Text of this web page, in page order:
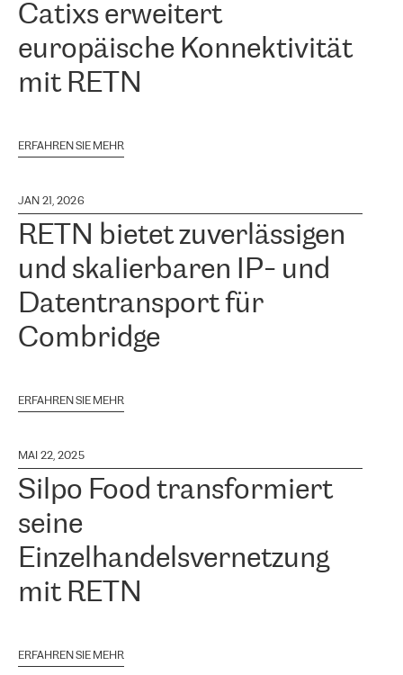
Catixs erweitert
europäische Konnektivität
mit RETN
ERFAHREN SIE MEHR
JAN 21, 2026
RETN bietet zuverlässigen
und skalierbaren IP- und
Datentransport für
Combridge
ERFAHREN SIE MEHR
MAI 22, 2025
Silpo Food transformiert
seine
Einzelhandelsvernetzung
mit RETN
ERFAHREN SIE MEHR